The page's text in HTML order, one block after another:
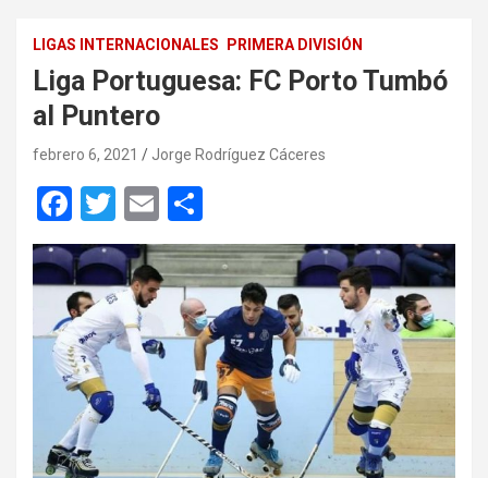
LIGAS INTERNACIONALES PRIMERA DIVISIÓN
Liga Portuguesa: FC Porto Tumbó
al Puntero
febrero 6, 2021 Jorge Rodríguez Cáceres
F
a
ce
b
o
o
k
T
wi
tt
er
E
m
ail
o
m
p
ar
tir